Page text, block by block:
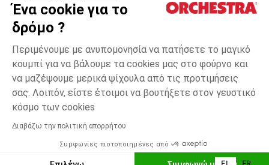
Ένα cookie για το
δρόμο ?
Περιμένουμε με ανυπομονησία να πατήσετε το μαγικό
κουμπί για να βάλουμε τα cookies μας στο φούρνο και
να μαζέψουμε μερικά ψίχουλα από τις προτιμήσεις
σας. Λοιπόν, είστε έτοιμοι να βουτήξετε στον γευστικό
κόσμο των cookies
Διαβάζω την πολιτική απορρήτου
Συμφωνίες πιστοποιημένες από
Μαύρο
4
Δυνατότητα πληρωμής με
ΠΡΟΣΘΉΚΗ ΣΤΟ ΚΑΛΆΘΙ
Γενικοί 'Οροι Πώλησης
*Εμπορικες προσφορες
Προσωπικά δεδομένα
Διαχείρηση των cookies
Προσβασιμότητα: μη συμμορφούμενη
H Orchestra συμμετέχει στον κωδικά δεοντολογίας και στο σύστημα
μεσολάβησης της Γαλλικής Ομοσπονδίας Ηλεκτρονικού Εμπορίου.